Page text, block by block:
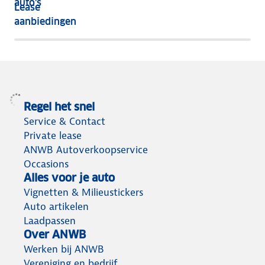
Lease
aanbiedingen
het
meeste
auto's
Regel het snel
Service & Contact
Private lease
ANWB Autoverkoopservice
Occasions
Alles voor je auto
Vignetten & Milieustickers
Auto artikelen
Laadpassen
Over ANWB
Werken bij ANWB